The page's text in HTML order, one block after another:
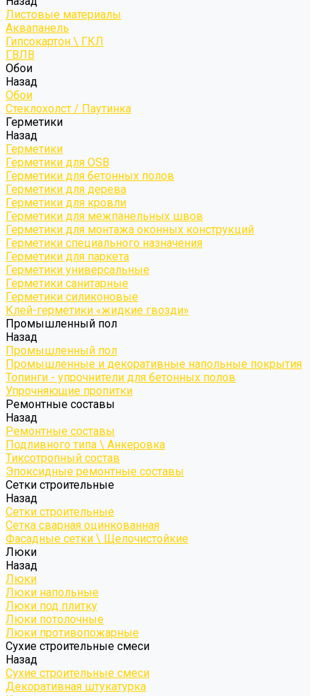
Листовые материалы
Аквапанель
Гипсокартон \ ГКЛ
ГВЛВ
Обои
Назад
Обои
Стеклохолст / Паутинка
Герметики
Назад
Герметики
Герметики для OSB
Герметики для бетонных полов
Герметики для дерева
Герметики для кровли
Герметики для межпанельных швов
Герметики для монтажа оконных конструкций
Герметики специального назначения
Герметики для паркета
Герметики универсальные
Герметики санитарные
Герметики силиконовые
Клей-герметики «жидкие гвозди»
Промышленный пол
Назад
Промышленный пол
Промышленные и декоративные напольные покрытия
Топинги - упрочнители для бетонных полов
Упрочняющие пропитки
Ремонтные составы
Назад
Ремонтные составы
Подливного типа \ Анкеровка
Тиксотропный состав
Эпоксидные ремонтные составы
Сетки строительные
Назад
Сетки строительные
Сетка сварная оцинкованная
Фасадные сетки \ Щелочистойкие
Люки
Назад
Люки
Люки напольные
Люки под плитку
Люки потолочные
Люки противопожарные
Сухие строительные смеси
Назад
Сухие строительные смеси
Декоративная штукатурка